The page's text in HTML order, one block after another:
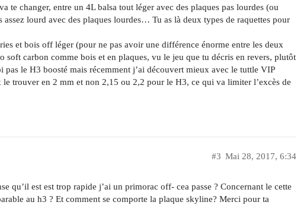
te changer, entre un 4L balsa tout léger avec des plaques pas lourdes (ou
lourd avec des plaques lourdes… Tu as là deux types de raquettes pour
et bois off léger (pour ne pas avoir une différence énorme entre les deux
soft carbon comme bois et en plaques, vu le jeu que tu décris en revers, plutôt
le H3 boosté mais récemment j’ai découvert mieux avec le tuttle VIP
le trouver en 2 mm et non 2,15 ou 2,2 pour le H3, ce qui va limiter l’excès de
Mai 28, 2017, 6:34
#3
qu’il est est trop rapide j’ai un primorac off- cea passe ? Concernant le cette
au h3 ? Et comment se comporte la plaque skyline? Merci pour ta